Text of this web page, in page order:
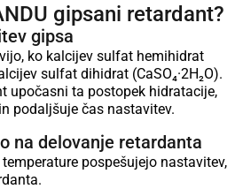
gipsani retardant?
gipsa
ko kalcijev sulfat hemihidrat
sulfat dihidrat (CaSO₄·2H₂O).
upočasni ta postopek hidratacije,
podaljšuje čas nastavitev.
na delovanje retardanta
pospešujejo nastavitev,